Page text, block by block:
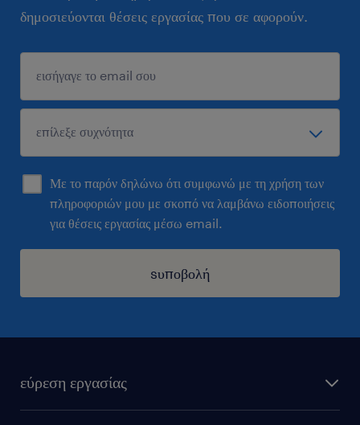
δημοσιεύονται θέσεις εργασίας που σε αφορούν.
Με το παρόν δηλώνω ότι συμφωνώ με τη χρήση των
πληροφοριών μου με σκοπό να λαμβάνω ειδοποιήσεις
για θέσεις εργασίας μέσω email.
sυποβολή
εύρεση εργασίας